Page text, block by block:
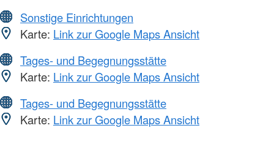
Sonstige Einrichtungen
Karte: Link zur Google Maps Ansicht
Tages- und Begegnungsstätte
Karte: Link zur Google Maps Ansicht
Tages- und Begegnungsstätte
Karte: Link zur Google Maps Ansicht